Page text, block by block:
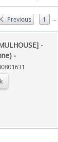
Previous 1 ...
-
-